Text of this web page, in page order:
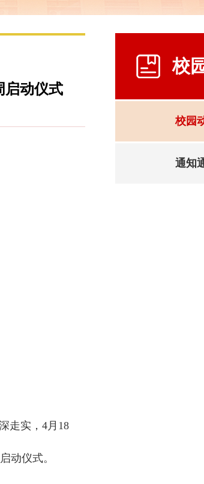
校
校园
通知
动仪式
走实，4月18
动仪式。